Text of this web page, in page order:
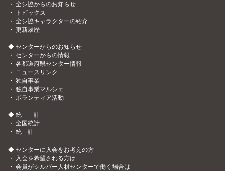
・全シ協からのお知らせ
・
トピックス
・全シ協キャラクターの紹介
・更新履歴
◆ センターからのお知らせ
・ センターからの情報
・各都道府県センター情報
・
ニュースリンク
・独自事業
・独自事業マルシェ
・ ボランティア活動
◆ 統 計
・全国統計
・統 計
◆ センターに入会をお考えの方
・
入会を希望される方は
・会員がシルバー人材センターで働く場合は